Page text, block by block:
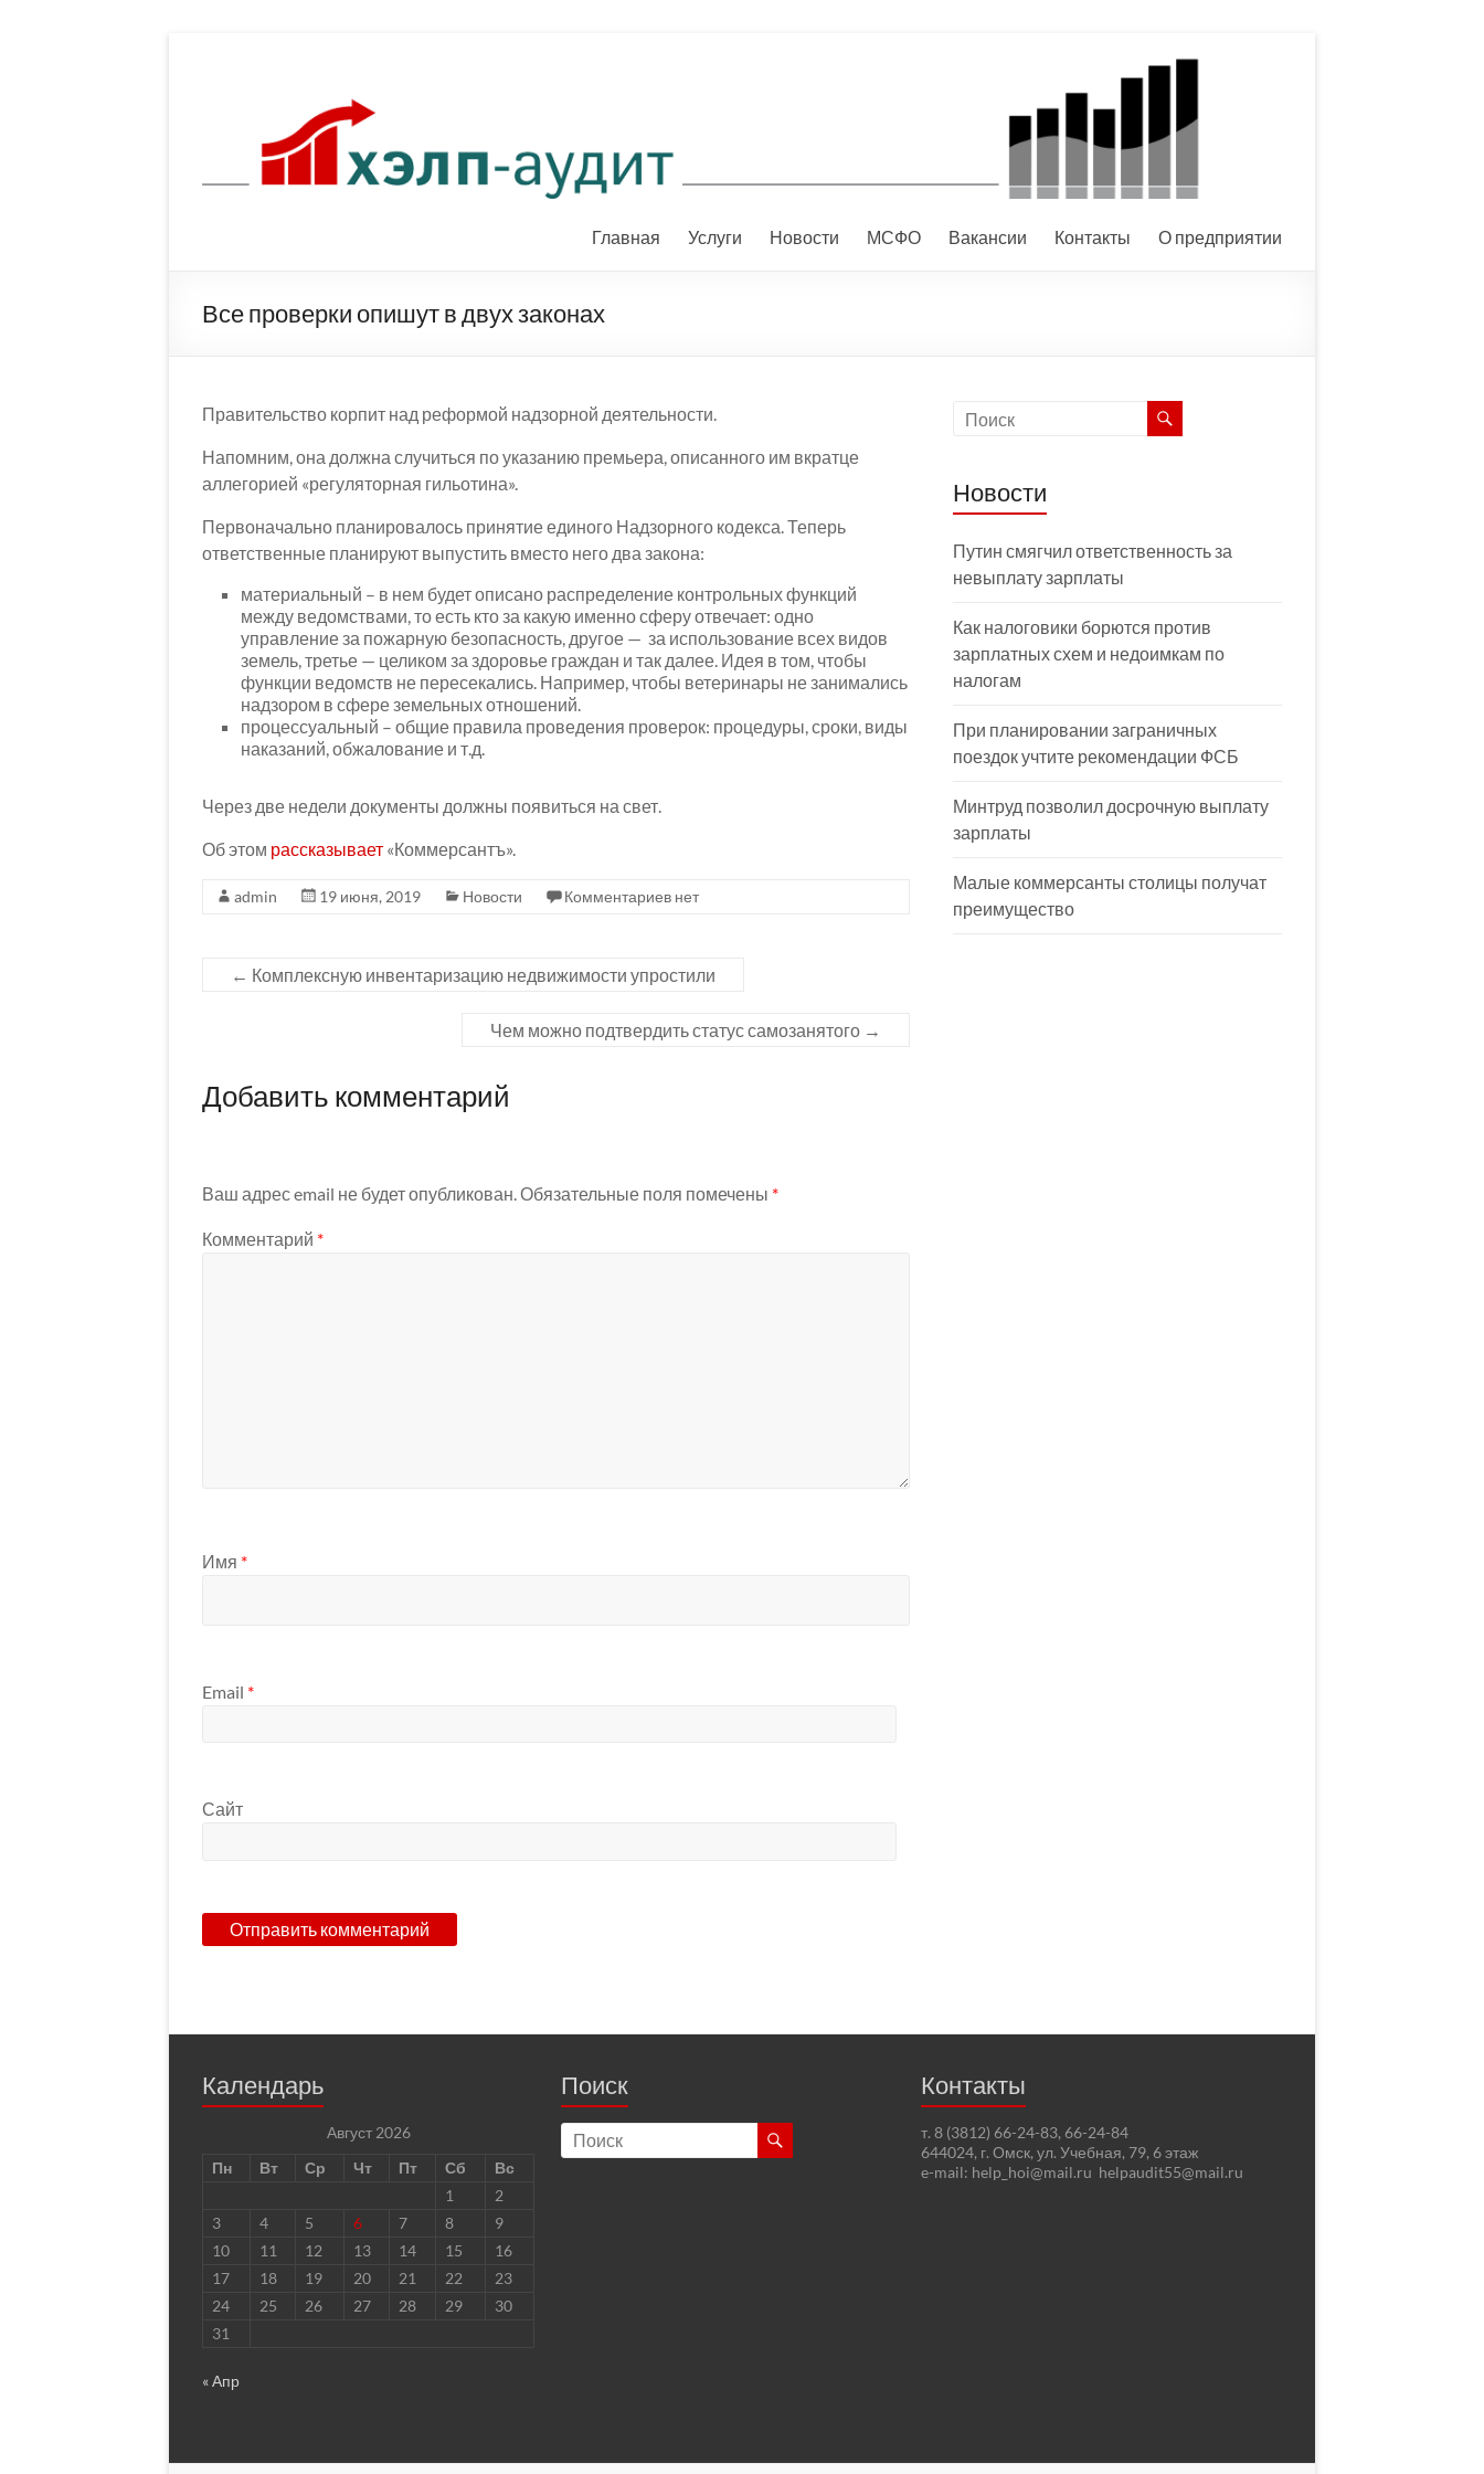
Главная Услуги Новости МСФО Вакансии Контакты О предприятии
Все проверки опишут в двух законах
Правительство корпит над реформой надзорной деятельности.
Напомним, она должна случиться по указанию премьера, описанного им вкратце
аллегорией «регуляторная гильотина».
Первоначально планировалось принятие единого Надзорного кодекса. Теперь
ответственные планируют выпустить вместо него два закона:
материальный – в нем будет описано распределение контрольных функций
между ведомствами, то есть кто за какую именно сферу отвечает: одно
управление за пожарную безопасность, другое — за использование всех видов
земель, третье — целиком за здоровье граждан и так далее. Идея в том, чтобы
функции ведомств не пересекались. Например, чтобы ветеринары не занимались
надзором в сфере земельных отношений.
процессуальный – общие правила проведения проверок: процедуры, сроки, виды
наказаний, обжалование и т.д.
Через две недели документы должны появиться на свет.
Об этом рассказывает «Коммерсантъ».
admin 19 июня, 2019 Новости Комментариев нет
← Комплексную инвентаризацию недвижимости упростили
Чем можно подтвердить статус самозанятого →
Добавить комментарий
Ваш адрес email не будет опубликован. Обязательные поля помечены *
Комментарий *
Имя *
Email *
Сайт
Новости
Путин смягчил ответственность за
невыплату зарплаты
Как налоговики борются против
зарплатных схем и недоимкам по
налогам
При планировании заграничных
поездок учтите рекомендации ФСБ
Минтруд позволил досрочную выплату
зарплаты
Малые коммерсанты столицы получат
преимущество
Календарь
Август 2026
Пн
Вт Ср Чт Пт Сб
Вс
1
2
3
4 5 6 7 8
9
10
11 12 13 14 15
16
17
18 19 20 21 22
23
24
25 26 27 28 29
30
31
« Апр
Поиск Контакты
т. 8 (3812) 66-24-83, 66-24-84
644024, г. Омск, ул. Учебная, 79, 6 этаж
e-mail: help_hoi@mail.ru helpaudit55@mail.ru